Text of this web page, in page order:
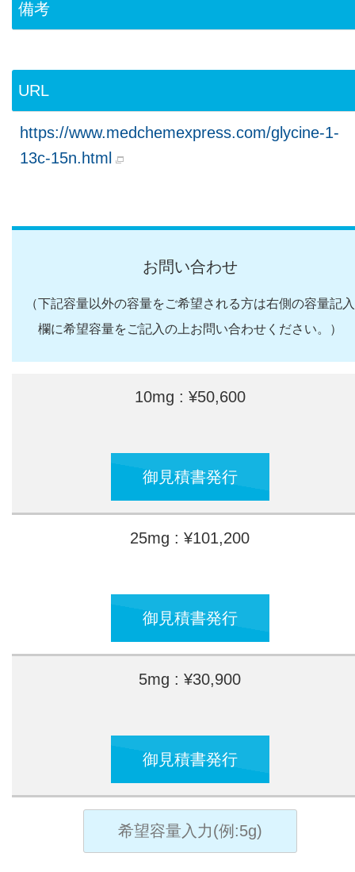
備考
URL
https://www.medchemexpress.com/glycine-1-
13c-15n.html
お問い合わせ
（下記容量以外の容量をご希望される方は右側の容量記入
欄に希望容量をご記入の上お問い合わせください。）
10mg : ¥50,600
御見積書発行
25mg : ¥101,200
御見積書発行
5mg : ¥30,900
御見積書発行